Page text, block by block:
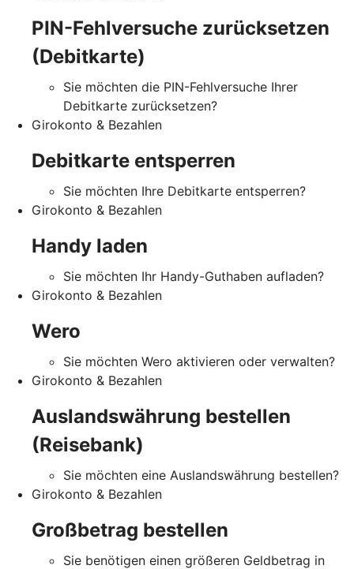
PIN-Fehlversuche zurücksetzen
(Debitkarte)
Sie möchten die PIN-Fehlversuche Ihrer
Debitkarte zurücksetzen?
Girokonto & Bezahlen
Debitkarte entsperren
Sie möchten Ihre Debitkarte entsperren?
Girokonto & Bezahlen
Handy laden
Sie möchten Ihr Handy-Guthaben aufladen?
Girokonto & Bezahlen
Wero
Sie möchten Wero aktivieren oder verwalten?
Girokonto & Bezahlen
Auslandswährung bestellen
(Reisebank)
Sie möchten eine Auslandswährung bestellen?
Girokonto & Bezahlen
Großbetrag bestellen
Sie benötigen einen größeren Geldbetrag in